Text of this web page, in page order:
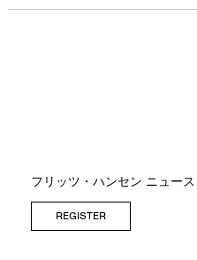
フリッツ・ハンセン ニュー
REGISTER